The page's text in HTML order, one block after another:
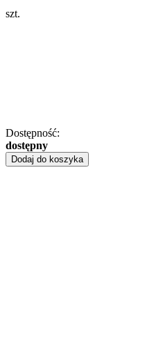
szt.
Dostępność:
dostępny
Dodaj do koszyka